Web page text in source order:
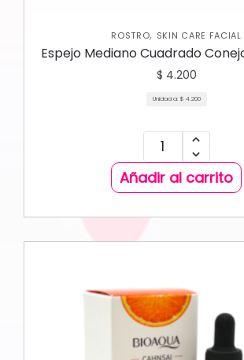
ROSTRO, SKIN CARE FACIAL
Espejo Mediano Cuadrado
$ 4.200
Unidad a: $ 4.200
Añadir al carrito